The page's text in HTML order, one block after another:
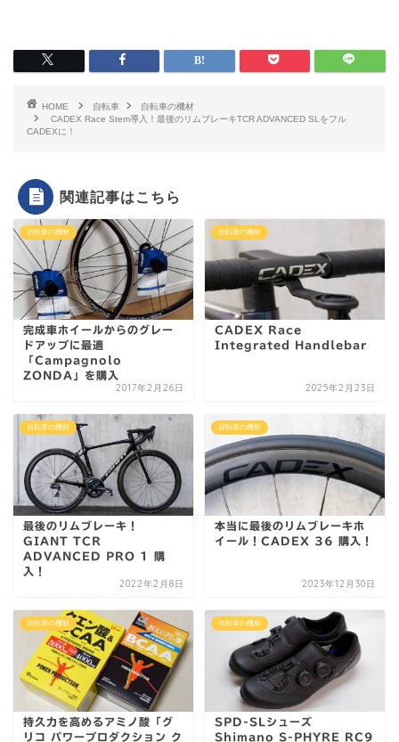
HOME 自転車
自転車の機材
CADEX Race Stem導入！最後のリムブレーキTCR ADVANCED SLをフル
CADEXに！
関連記事はこちら
自転車の機材
完成車ホイールからのグレー
ドアップに最適
「Campagnolo
ZONDA」を購入
2017年2月26日
自転車の機材
CADEX Race
Integrated Handlebar
2025年2月23日
自転車の機材
最後のリムブレーキ！
GIANT TCR
ADVANCED PRO 1 購
入！
2022年2月8日
自転車の機材
本当に最後のリムブレーキホ
イール！CADEX 36 購入！
2023年12月30日
自転車の機材
持久力を高めるアミノ酸「グ
リコ パワープロダクション ク
自転車の機材
SPD-SLシューズ
Shimano S-PHYRE RC9